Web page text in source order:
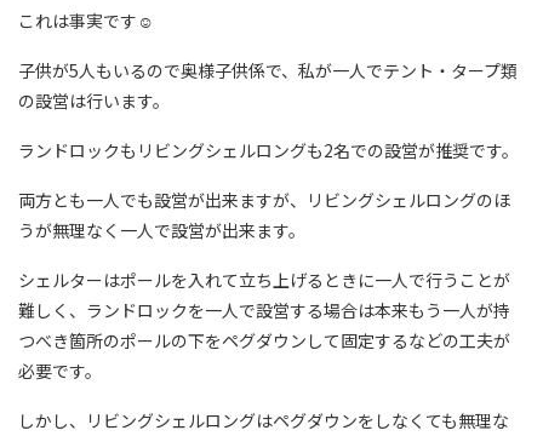
これは事実です☺
子供が5人もいるので奥様子供係で、私が一人でテント・タープ類
の設営は行います。
ランドロックもリビングシェルロングも2名での設営が推奨です。
両方とも一人でも設営が出来ますが、リビングシェルロングのほ
うが無理なく一人で設営が出来ます。
シェルターはポールを入れて立ち上げるときに一人で行うことが
難しく、ランドロックを一人で設営する場合は本来もう一人が持
つべき箇所のポールの下をペグダウンして固定するなどの工夫が
必要です。
しかし、リビングシェルロングはペグダウンをしなくても無理な